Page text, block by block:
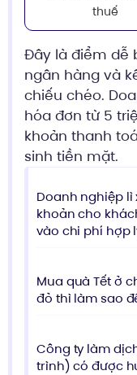
thuế
Đây là điểm dễ
ngân hàng và
chiếu chéo.
hóa đơn từ 5
khoản thanh
sinh tiền mặt.
Doanh nghiệp
khoản cho
vào chi phí hợp
Mua quà Tết ở
đỏ thì làm sao
Công ty làm
trình) có được